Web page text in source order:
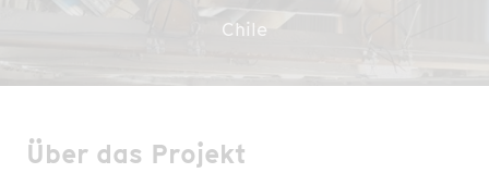
Chile
Über das Projekt